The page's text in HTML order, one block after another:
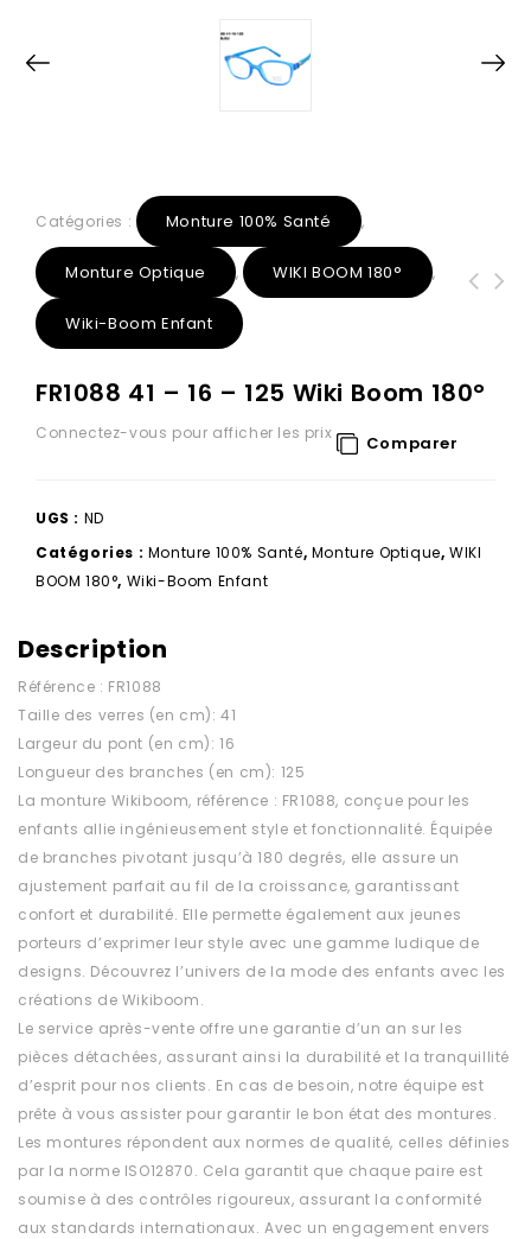
Catégories : Monture 100% Santé ,
Monture Optique , WIKI BOOM 180° ,
Wiki-Boom Enfant
FR1088 41 – 16 – 125 Wiki Boom 180°
Connectez-vous pour afficher les prix Comparer
UGS : ND
Catégories : Monture 100% Santé, Monture Optique,WIKI
BOOM 180°, Wiki-Boom Enfant
Description
Référence : FR1088
Taille des verres (en cm): 41
Largeur du pont (en cm): 16
Longueur des branches (en cm): 125
La monture Wikiboom, référence : FR1088, conçue pour les
enfants allie ingénieusement style et fonctionnalité. Équipée
de branches pivotant jusqu’à 180 degrés, elle assure un
ajustement parfait au fil de la croissance, garantissant
confort et durabilité. Elle permette également aux jeunes
porteurs d’exprimer leur style avec une gamme ludique de
designs. Découvrez l’univers de la mode des enfants avec les
créations de Wikiboom.
Le service après-vente offre une garantie d’un an sur les
pièces détachées, assurant ainsi la durabilité et la tranquillité
d’esprit pour nos clients. En cas de besoin, notre équipe est
prête à vous assister pour garantir le bon état des montures.
Les montures répondent aux normes de qualité, celles définies
par la norme ISO12870. Cela garantit que chaque paire est
soumise à des contrôles rigoureux, assurant la conformité
aux standards internationaux. Avec un engagement envers